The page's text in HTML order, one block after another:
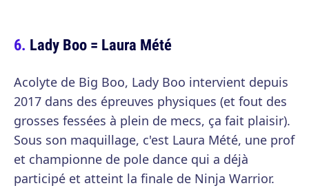
Lady Boo = Laura Mété
Acolyte de Big Boo, Lady Boo intervient depuis
2017 dans des épreuves physiques (et fout des
grosses fessées à plein de mecs, ça fait plaisir).
Sous son maquillage, c'est Laura Mété, une prof
et championne de pole dance qui a déjà
participé et atteint la finale de Ninja Warrior.